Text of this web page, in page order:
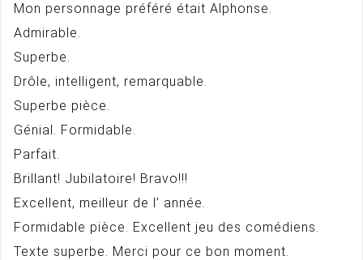
Mon personnage préféré était Alphonse.
Admirable.
Superbe.
Drôle, intelligent, remarquable.
Superbe pièce.
Génial. Formidable.
Parfait.
Brillant! Jubilatoire! Bravo!!!
Excellent, meilleur de l’ année.
Formidable pièce. Excellent jeu des comédiens.
Texte superbe. Merci pour ce bon moment.